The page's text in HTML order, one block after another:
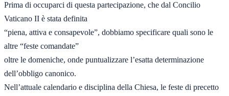
Prima di occuparci di questa partecipazione, che dal Concilio
Vaticano II è stata definita
“piena, attiva e consapevole”, dobbiamo specificare quali sono le
altre “feste comandate”
oltre le domeniche, onde puntualizzare l’esatta determinazione
dell’obbligo canonico.
Nell’attuale calendario e disciplina della Chiesa, le feste di precetto